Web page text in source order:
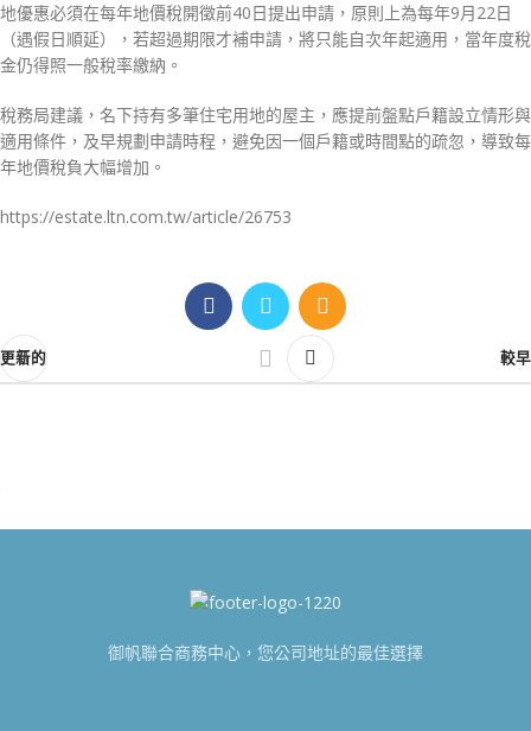
地優惠必須在每年地價稅開徵前40日提出申請，原則上為每年9月22日
（遇假日順延），若超過期限才補申請，將只能自次年起適用，當年度稅
金仍得照一般稅率繳納。
稅務局建議，名下持有多筆住宅用地的屋主，應提前盤點戶籍設立情形與
適用條件，及早規劃申請時程，避免因一個戶籍或時間點的疏忽，導致每
年地價稅負大幅增加。
https://estate.ltn.com.tw/article/26753
更新的 較早
御帆聯合商務中心，您公司地址的最佳選擇